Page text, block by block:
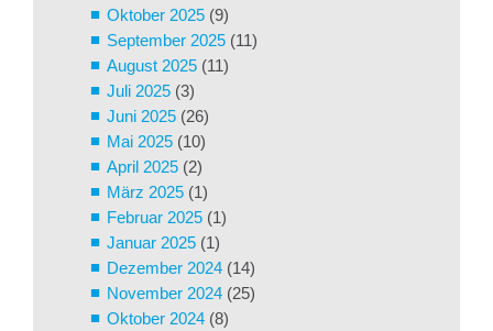
Oktober 2025 (9)
September 2025 (11)
August 2025 (11)
Juli 2025 (3)
Juni 2025 (26)
Mai 2025 (10)
April 2025 (2)
März 2025 (1)
Februar 2025 (1)
Januar 2025 (1)
Dezember 2024 (14)
November 2024 (25)
Oktober 2024 (8)